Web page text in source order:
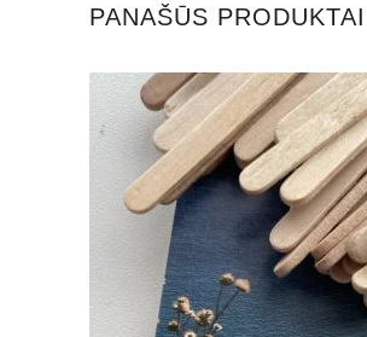
PANAŠŪS PRODUKTAI